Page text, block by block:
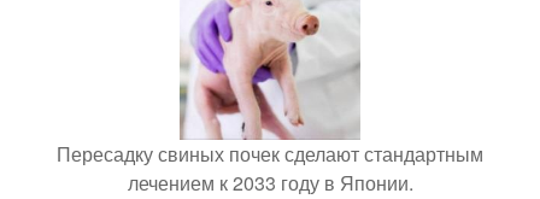
Пересадку свиных почек сделают стандартным
лечением к 2033 году в Японии.